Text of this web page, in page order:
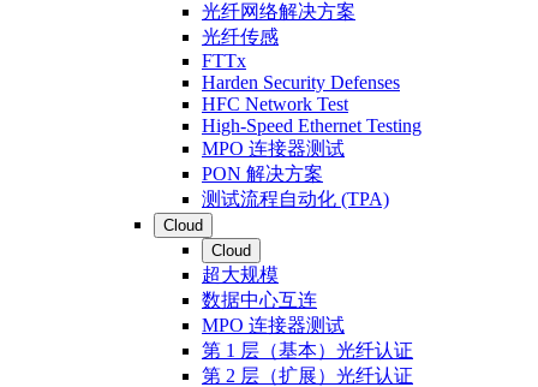
光纤网络解决方案
光纤传感
FTTx
Harden Security Defenses
HFC Network Test
High-Speed Ethernet Testing
MPO 连接器测试
PON 解决方案
测试流程自动化 (TPA)
Cloud
Cloud
超大规模
数据中心互连
MPO 连接器测试
第 1 层（基本）光纤认证
第 2 层（扩展）光纤认证